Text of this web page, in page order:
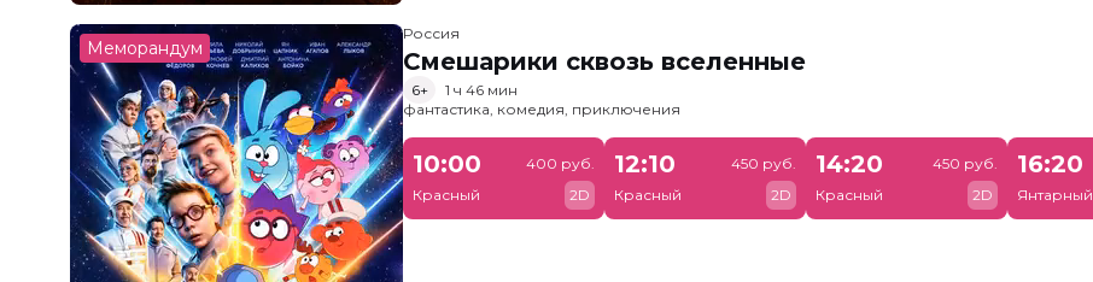
Меморандум
Россия
Смешарики сквозь вселенные
6+
1 ч 46 мин
фантастика, комедия, приключения
10:00
Красный
400 руб.
2D
12:10
Красный
450 руб.
2D
14:20
Красный
450 руб.
2D
16:20
Янтарный